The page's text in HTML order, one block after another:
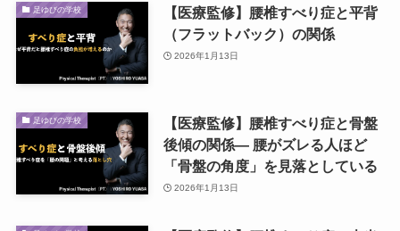
足ゆびの学校
【医療監修】腰椎すべり症と平背
（フラットバック）の関係
2026年1月13日
足ゆびの学校
【医療監修】腰椎すべり症と骨盤
後傾の関係― 腰がズレる人ほど
「骨盤の角度」を見落としている
2026年1月13日